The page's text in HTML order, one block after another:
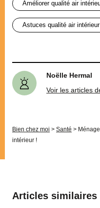
améliorer qualité air
astuces qualité air intérieur
Noëlle Hermal
Voir les articles
Bien chez moi > Santé >
intérieur !
Articles similaires